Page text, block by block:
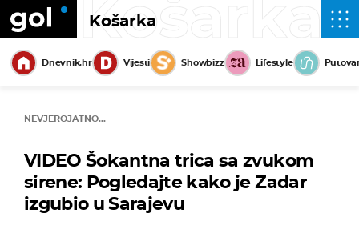
Košarka
Košarka
Dnevnik.hr Vijesti Showbizz Lifestyle
NEVJEROJATNO...
VIDEO Šokantna trica sa zvukom
sirene: Pogledajte kako je Zadar
izgubio u Sarajevu